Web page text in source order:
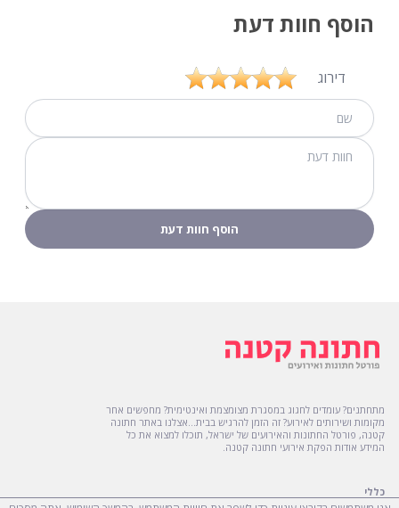
הוסף חוות דעת
דירוג
מתחתנים? עומדים לחגוג במסגרת מצומצמת ואינטימית? מחפשים אחר
מקומות ושירותים לאירוע? זה הזמן להרגיש בבית...אצלנו באתר חתונה
קטנה, פורטל החתונות והאירועים של ישראל, תוכלו למצוא את כל
המידע אודות הפקת אירועי חתונה קטנה.
כללי